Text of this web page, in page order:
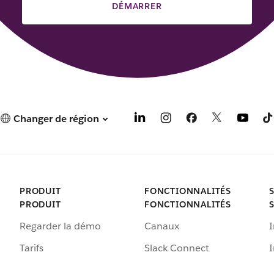
DÉMARRER
Changer de région
PRODUIT
PRODUIT
Regarder la démo
Tarifs
FONCTIONNALITÉS
FONCTIONNALITÉS
Canaux
Slack Connect